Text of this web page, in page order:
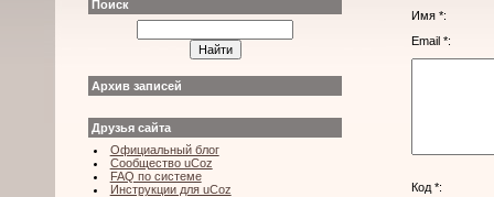
Поиск
Архив записей
Друзья сайта
Официальный блог
Сообщество uCoz
FAQ по системе
Инструкции для uCoz
Имя *:
Email *:
Код *: